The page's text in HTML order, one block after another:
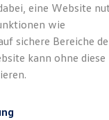
eine Website
wie
sichere Bereiche
kann ohne diese